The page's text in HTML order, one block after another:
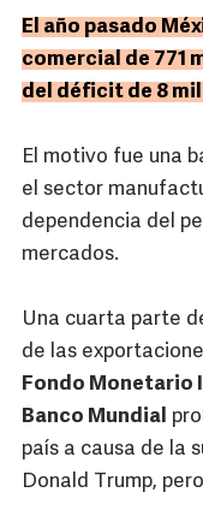
El año pasado
comercial de 771
del déficit de 8 mil
El motivo fue una
el sector
dependencia del
mercados.
Una cuarta parte
de las
Fondo Monetario
Banco Mundial
país a causa de la
Donald Trump,